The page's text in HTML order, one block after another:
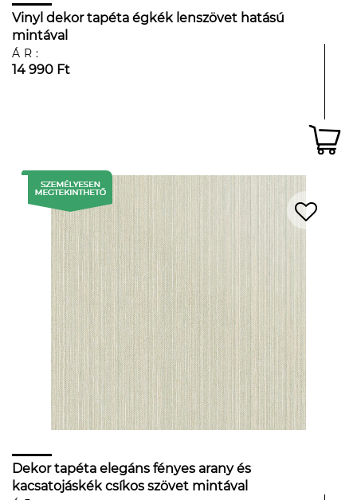
Vinyl dekor tapéta égkék lenszövet hatású
mintával
ÁR:
14 990 Ft
Dekor tapéta elegáns fényes arany és
kacsatojáskék csíkos szövet mintával